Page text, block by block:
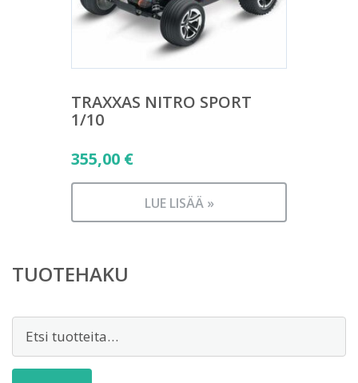
TRAXXAS NITRO SPORT
1/10
355,00 €
LUE LISÄÄ »
TUOTEHAKU
Etsi: